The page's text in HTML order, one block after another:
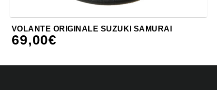
VOLANTE ORIGINALE SUZUKI SAMURAI
69,00€